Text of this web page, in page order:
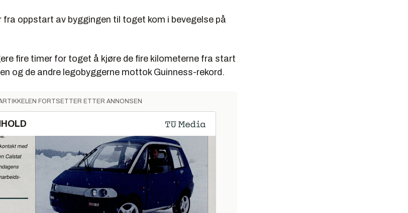
fra oppstart av byggingen til toget kom i bevegelse på
fire timer for toget å kjøre de fire kilometerne fra start
og de andre legobyggerne mottok Guinness-rekord.
FORTSETTER ETTER ANNONSEN